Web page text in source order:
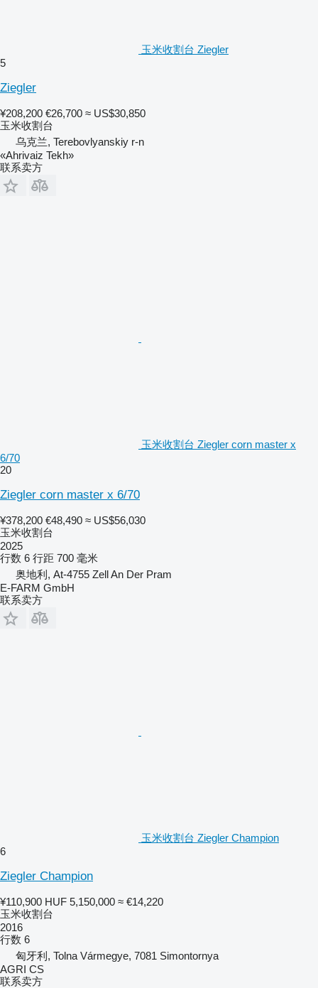
玉米收割台 Ziegler
5
Ziegler
¥208,200 €26,700 ≈ US$30,850
玉米收割台
乌克兰, Terebovlyanskiy r-n
«Ahrivaiz Tekh»
联系卖方
玉米收割台 Ziegler corn master x
6/70
20
Ziegler corn master x 6/70
¥378,200 €48,490 ≈ US$56,030
玉米收割台
2025
行数 6 行距 700 毫米
奥地利, At-4755 Zell An Der Pram
E-FARM GmbH
联系卖方
玉米收割台 Ziegler Champion
6
Ziegler Champion
¥110,900 HUF 5,150,000 ≈ €14,220
玉米收割台
2016
行数 6
匈牙利, Tolna Vármegye, 7081 Simontornya
AGRI CS
联系卖方